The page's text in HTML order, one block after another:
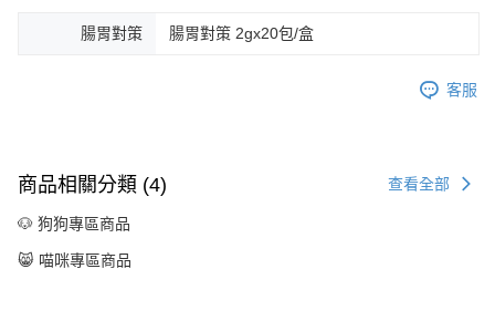
腸胃對策 腸胃對策 2gx20包/盒
客服
商品相關分類 (4) 查看全部
🐶 狗狗專區商品
😸 喵咪專區商品